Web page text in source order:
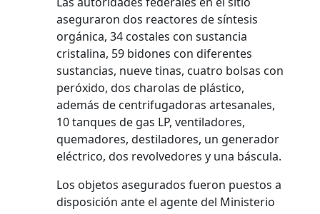
aseguraron dos reactores de síntesis
orgánica, 34 costales con sustancia
cristalina, 59 bidones con diferentes
sustancias, nueve tinas, cuatro bolsas con
peróxido, dos charolas de plástico,
además de centrifugadoras artesanales,
10 tanques de gas LP, ventiladores,
quemadores, destiladores, un generador
eléctrico, dos revolvedores y una báscula.
Los objetos asegurados fueron puestos a
disposición ante el agente del Ministerio